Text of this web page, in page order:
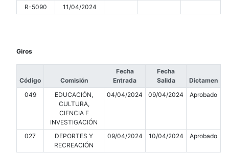
R-5090
11/04/2024
Giros
Código Comisión
Fecha
Entrada
Fecha
Salida
Dictamen
049
EDUCACIÓN,
CULTURA,
CIENCIA E
INVESTIGACIÓN
04/04/2024 09/04/2024 Aprobado
027
DEPORTES Y
RECREACIÓN
09/04/2024 10/04/2024 Aprobado